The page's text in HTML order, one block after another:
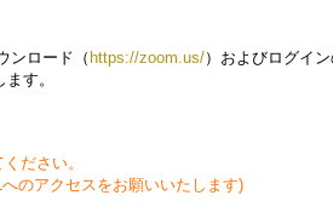
ンロード（ https://zoom.us/）およびログイ
す。
ださい。
のアクセスをお願いいたします)